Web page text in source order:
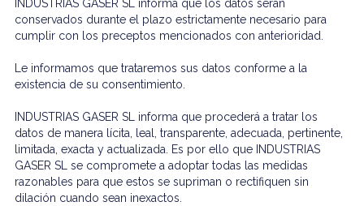
INDUSTRIAS GASER SL informa que los datos serán
conservados durante el plazo estrictamente necesario para
cumplir con los preceptos mencionados con anterioridad.
Le informamos que trataremos sus datos conforme a la
existencia de su consentimiento.
INDUSTRIAS GASER SL informa que procederá a tratar los
datos de manera lícita, leal, transparente, adecuada, pertinente,
limitada, exacta y actualizada. Es por ello que INDUSTRIAS
GASER SL se compromete a adoptar todas las medidas
razonables para que estos se supriman o rectifiquen sin
dilación cuando sean inexactos.